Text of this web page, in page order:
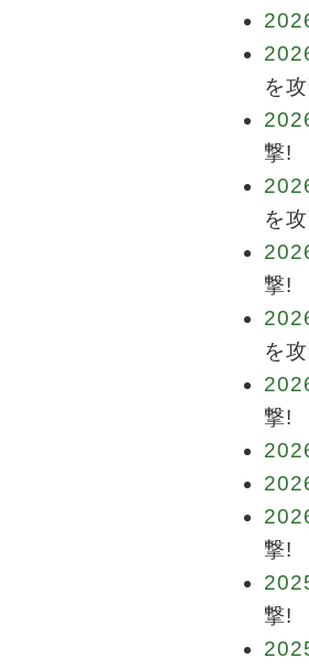
を
撃!
を
撃!
を
撃!
撃!
撃!